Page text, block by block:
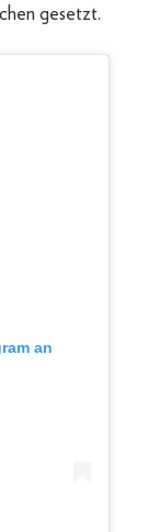
gesetzt.
an